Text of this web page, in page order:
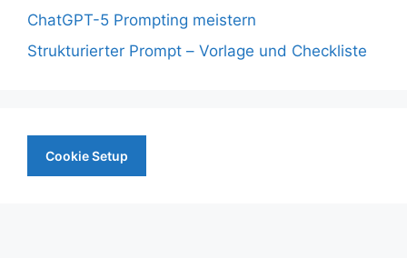
ChatGPT-5 Prompting meistern
Strukturierter Prompt – Vorlage und Checkliste
Cookie Setup